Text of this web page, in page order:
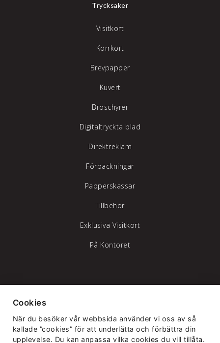
Trycksaker
Visitkort
Korrkort
Brevpapper
Kuvert
Broschyrer
Digitaltryckta blad
Direktreklam
Förpackningar
Papperskassar
Tillbehör
Exklusiva Visitkort
På Kontoret
Gamledammvägen 11 302 41 Halmstad
Cookies
När du besöker vår webbsida använder vi oss av så
kallade ”cookies” för att underlätta och förbättra din
upplevelse. Du kan anpassa vilka cookies du vill tillåta.